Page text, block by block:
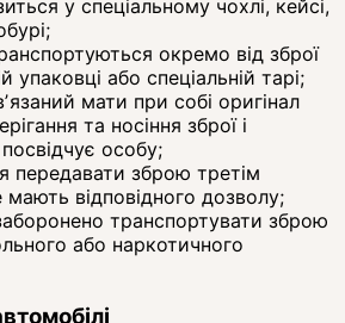
у спеціальному чохлі, кейсі,
окремо від зброї
упаковці або спеціальній тарі;
мати при собі оригінал
та носіння зброї і
особу;
передавати зброю третім
мають відповідного дозволу;
транспортувати зброю
або наркотичного